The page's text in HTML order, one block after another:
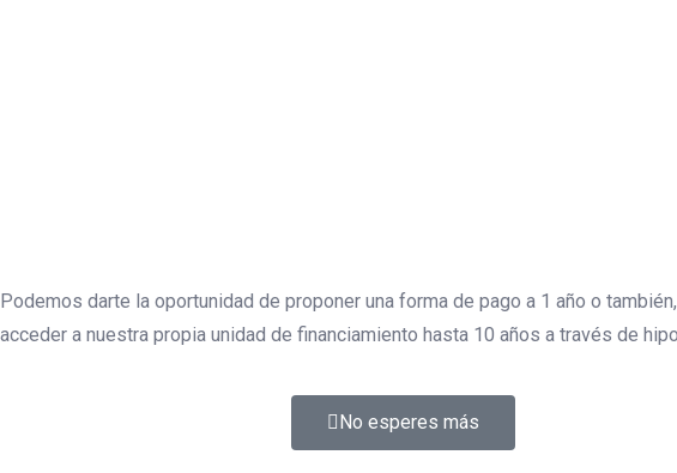
Podemos darte la oportunidad de proponer una forma de pago a 1 año o
acceder a nuestra propia unidad de financiamiento hasta 10 años a través de
No esperes más